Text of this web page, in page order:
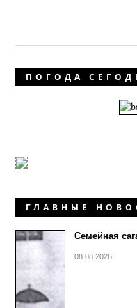
ПОГОДА
ГЛАВНЫЕ
Семейная
08.08.2026